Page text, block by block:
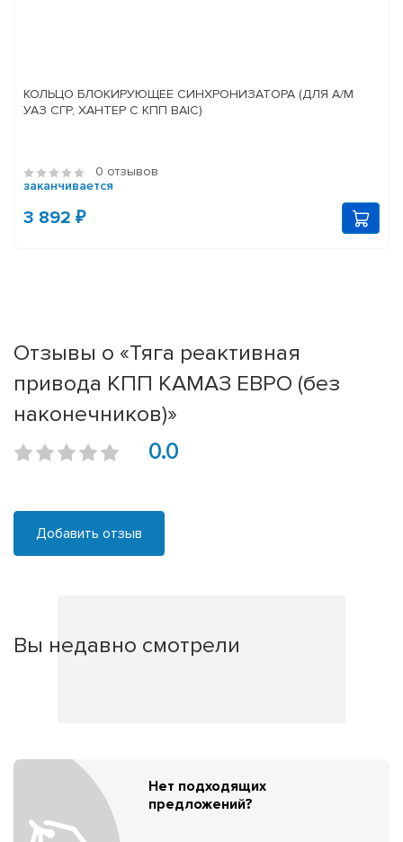
КОЛЬЦО БЛОКИРУЮЩЕЕ СИНХРОНИЗАТОРА (ДЛЯ А/М
УАЗ СГР, ХАНТЕР С КПП BAIC)
0 отзывов
заканчивается
3 892 ₽
Отзывы о «Тяга реактивная
привода КПП КАМАЗ ЕВРО (без
наконечников)»
0.0
Добавить отзыв
Вы недавно смотрели
Нет подходящих
предложений?